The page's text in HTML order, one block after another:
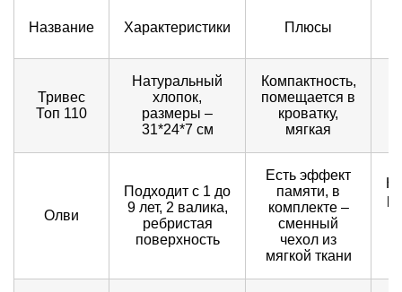
Название Характеристики Плюсы
Тривес
Топ 110
Натуральный
хлопок,
размеры –
31*24*7 см
Компактность,
помещается в
кроватку,
мягкая
Олви
Подходит с 1 до
9 лет, 2 валика,
ребристая
поверхность
Есть эффект
памяти, в
комплекте –
сменный
чехол из
мягкой ткани